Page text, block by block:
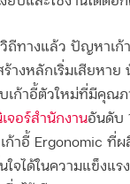
ถีทางแล้ว ปัญหาเก้
ร้างหลักเริ่มเสียหา
เก้าอี้ตัวใหม่ที่มีคุณ
จอร์สำนักงานอันดับ
เก้าอี้ Ergonomic ที่
จได้ในความแข็งแร